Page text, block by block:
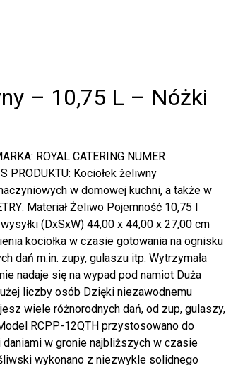
– 10,75 L – Nóżki
ROYAL CATERING NUMER
PRODUKTU: Kociołek żeliwny
w domowej kuchni, a także w
Materiał Żeliwo Pojemność 10,75 l
(DxSxW) 44,00 x 44,00 x 27,00 cm
kociołka w czasie gotowania na ognisku
dań m.in. zupy, gulaszu itp. Wytrzymała
nadaje się na wypad pod namiot Duża
liczby osób Dzięki niezawodnemu
wiele różnorodnych dań, od zup, gulaszy,
RCPP-12QTH przystosowano do
w gronie najbliższych w czasie
wykonano z niezwykle solidnego